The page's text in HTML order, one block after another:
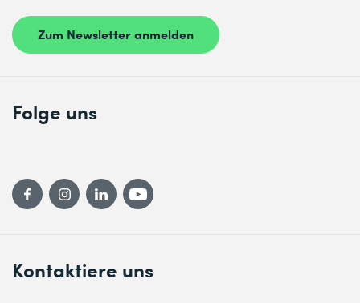
Zum Newsletter anmelden
Kontaktiere uns
Folge uns